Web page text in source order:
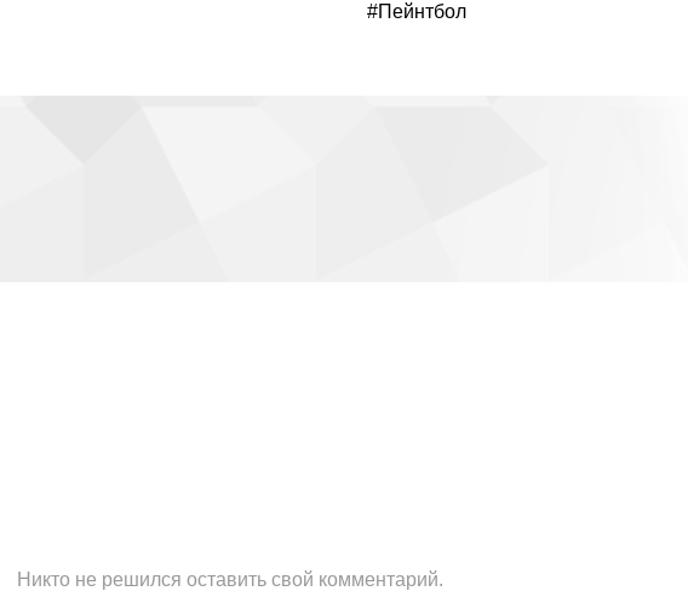
#Пейнтбол
Никто не решился оставить свой комментарий.